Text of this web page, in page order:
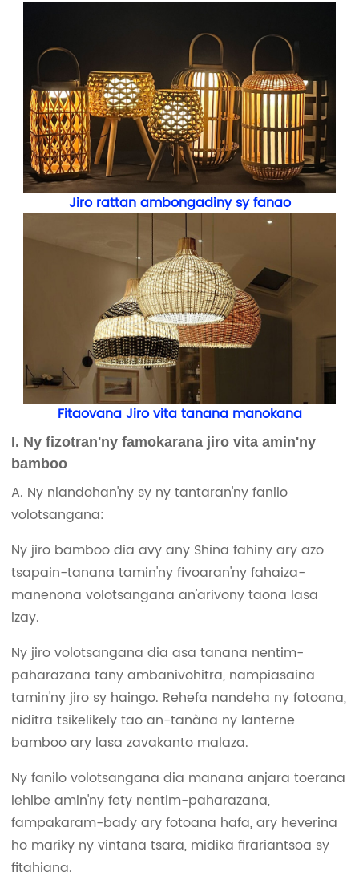
Jiro rattan ambongadiny sy fanao
Fitaovana Jiro vita tanana manokana
I. Ny fizotran'ny famokarana jiro vita amin'ny
bamboo
A. Ny niandohan'ny sy ny tantaran'ny fanilo
volotsangana:
Ny jiro bamboo dia avy any Shina fahiny ary azo
tsapain-tanana tamin'ny fivoaran'ny fahaiza-
manenona volotsangana an'arivony taona lasa
izay.
Ny jiro volotsangana dia asa tanana nentim-
paharazana tany ambanivohitra, nampiasaina
tamin'ny jiro sy haingo. Rehefa nandeha ny fotoana,
niditra tsikelikely tao an-tanàna ny lanterne
bamboo ary lasa zavakanto malaza.
Ny fanilo volotsangana dia manana anjara toerana
lehibe amin'ny fety nentim-paharazana,
fampakaram-bady ary fotoana hafa, ary heverina
ho mariky ny vintana tsara, midika firariantsoa sy
fitahiana.